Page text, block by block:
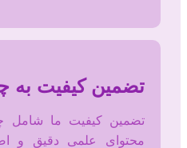
تضمین کیفیت به
تضمین کیفیت ما شامل
محتوای علمی دقیق و